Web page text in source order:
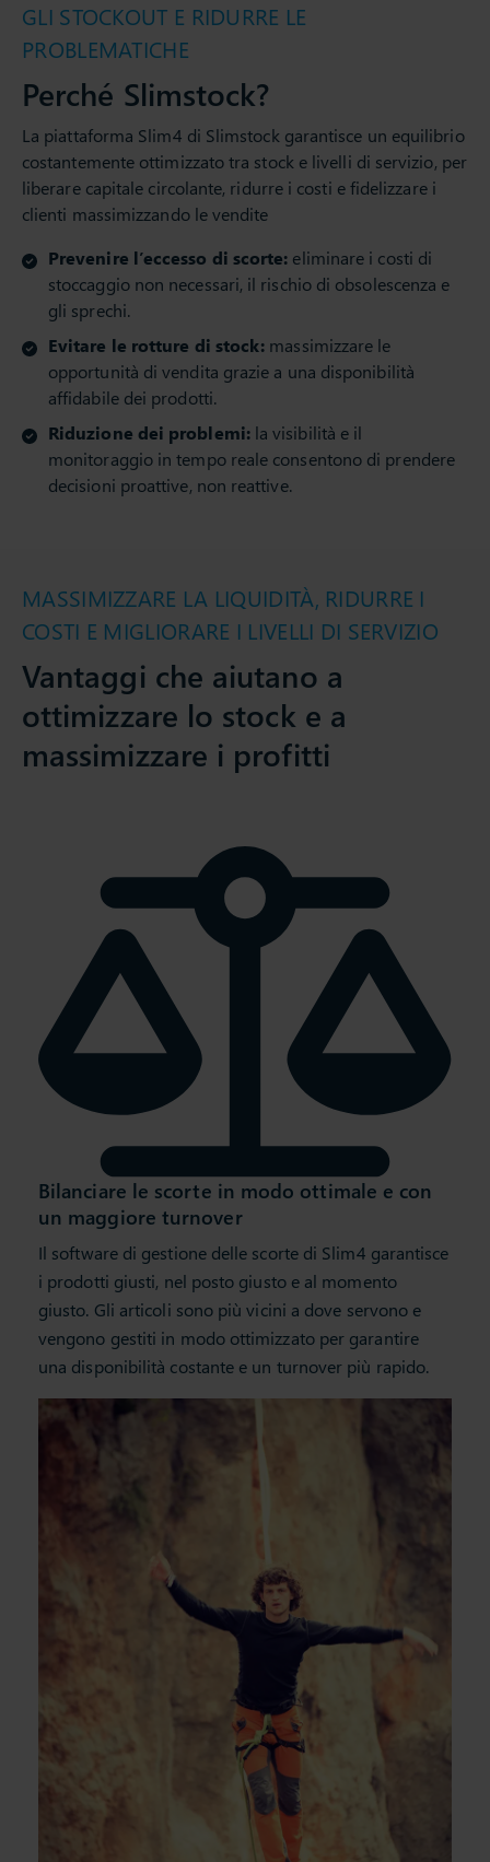
GLI STOCKOUT E RIDURRE LE
PROBLEMATICHE
Perché Slimstock?
La piattaforma Slim4 di Slimstock garantisce un equilibrio
costantemente ottimizzato tra stock e livelli di servizio, per
liberare capitale circolante, ridurre i costi e fidelizzare i
clienti massimizzando le vendite
Prevenire l’eccesso di scorte: eliminare i costi di
stoccaggio non necessari, il rischio di obsolescenza e
gli sprechi.
Evitare le rotture di stock: massimizzare le
opportunità di vendita grazie a una disponibilità
affidabile dei prodotti.
Riduzione dei problemi:la visibilità e il
monitoraggio in tempo reale consentono di prendere
decisioni proattive, non reattive.
MASSIMIZZARE LA LIQUIDITÀ, RIDURRE I
COSTI E MIGLIORARE I LIVELLI DI SERVIZIO
Vantaggi che aiutano a
ottimizzare lo stock e a
massimizzare i profitti
Bilanciare le scorte in modo ottimale e con
un maggiore turnover
Il software di gestione delle scorte di Slim4 garantisce
i prodotti giusti, nel posto giusto e al momento
giusto. Gli articoli sono più vicini a dove servono e
vengono gestiti in modo ottimizzato per garantire
una disponibilità costante e un turnover più rapido.